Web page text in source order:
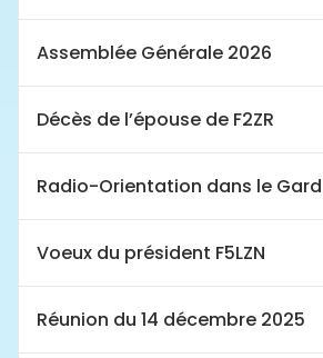
Assemblée Générale 2026
Décès de l’épouse de F2ZR
Radio-Orientation dans le Gard
Voeux du président F5LZN
Réunion du 14 décembre 2025